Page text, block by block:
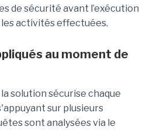
de sécurité avant l’exécution
les activités effectuées.
au moment de
solution sécurise chaque
sur plusieurs
sont analysées via le